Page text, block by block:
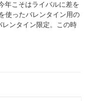
年こそはライバルに差を
使ったバレンタイン用の
ンタイン限定。この時